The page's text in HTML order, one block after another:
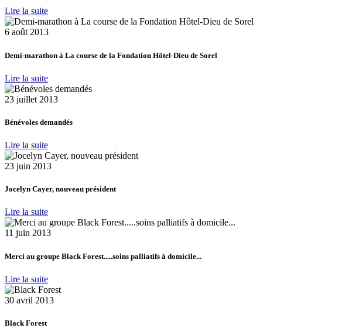
Lire la suite
6 août 2013
Demi-marathon à La course de la Fondation Hôtel-Dieu de Sorel
Lire la suite
23 juillet 2013
Bénévoles demandés
Lire la suite
23 juin 2013
Jocelyn Cayer, nouveau président
Lire la suite
11 juin 2013
Merci au groupe Black Forest.....soins palliatifs à domicile...
Lire la suite
30 avril 2013
Black Forest